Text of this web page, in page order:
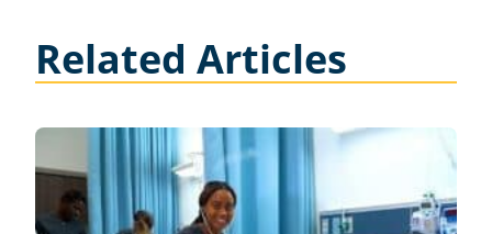
Related Articles